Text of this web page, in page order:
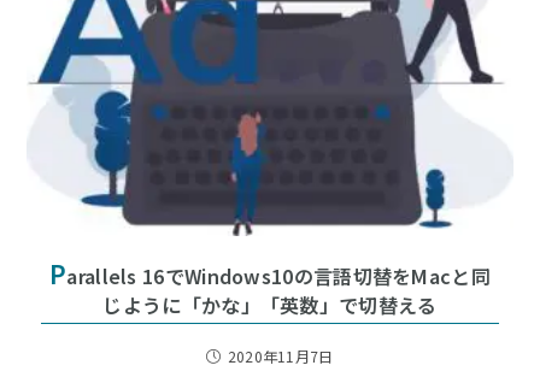
Parallels 16でWindows10の言語切替をMacと同
じように「かな」「英数」で切替える
2020年11月7日